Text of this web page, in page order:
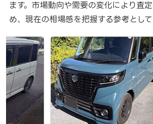
ます。市場動向や需要の変化により査
め、現在の相場感を把握する参考として